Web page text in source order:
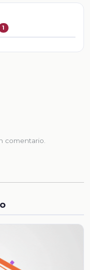
1
comentario.